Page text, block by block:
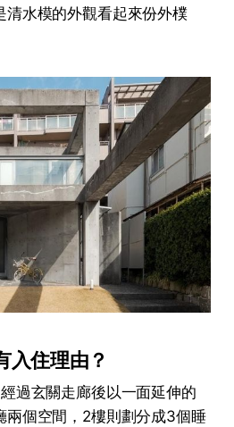
清水模的外觀看起來份外樸
入住理由？
過玄關走廊後以一面延伸的
兩個空間，2樓則劃分成3個睡